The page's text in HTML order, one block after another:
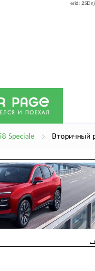
erid:
Speciale Вторичный